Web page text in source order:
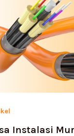
Instalasi